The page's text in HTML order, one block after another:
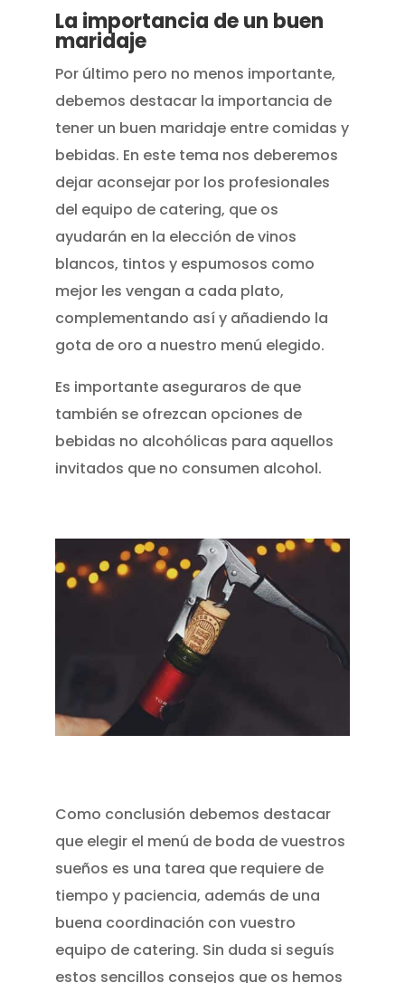
La importancia de un buen
maridaje
Por último pero no menos importante,
debemos destacar la importancia de
tener un buen maridaje entre comidas y
bebidas. En este tema nos deberemos
dejar aconsejar por los profesionales
del equipo de catering, que os
ayudarán en la elección de vinos
blancos, tintos y espumosos como
mejor les vengan a cada plato,
complementando así y añadiendo la
gota de oro a nuestro menú elegido.
Es importante aseguraros de que
también se ofrezcan opciones de
bebidas no alcohólicas para aquellos
invitados que no consumen alcohol.
Como conclusión debemos destacar
que elegir el menú de boda de vuestros
sueños es una tarea que requiere de
tiempo y paciencia, además de una
buena coordinación con vuestro
equipo de catering. Sin duda si seguís
estos sencillos consejos que os hemos